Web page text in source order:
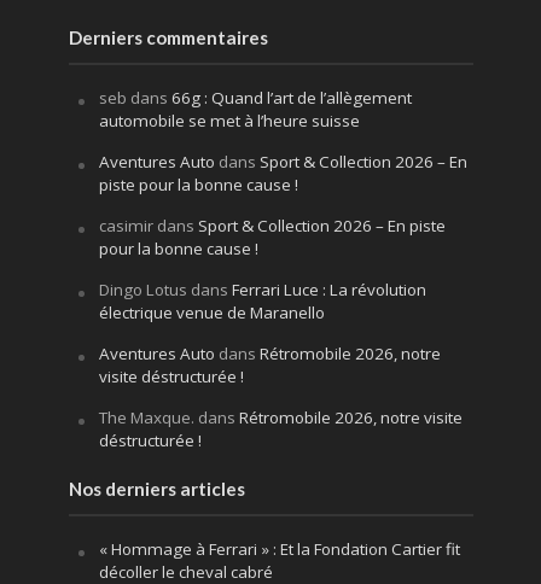
Derniers commentaires
seb dans 66g : Quand l’art de l’allègement
automobile se met à l’heure suisse
Aventures Auto dans Sport & Collection 2026 – En
piste pour la bonne cause !
casimirdans Sport & Collection 2026 – En piste
pour la bonne cause !
Dingo Lotus dans Ferrari Luce : La révolution
électrique venue de Maranello
Aventures Auto dans Rétromobile 2026, notre
visite déstructurée !
The Maxque. dans Rétromobile 2026, notre visite
déstructurée !
Nos derniers articles
« Hommage à Ferrari » : Et la Fondation Cartier fit
décoller le cheval cabré